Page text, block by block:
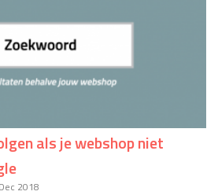
als je webshop niet
2018